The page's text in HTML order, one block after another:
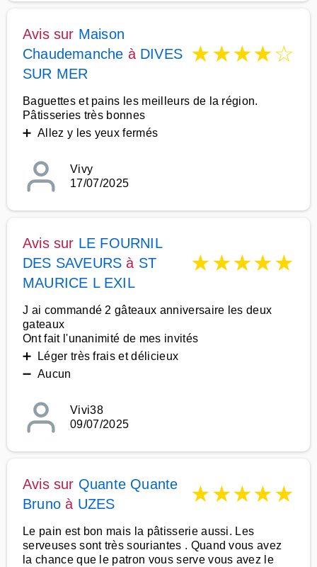
Avis sur Maison
Chaudemanche à DIVES
SUR MER
★★★★☆
Baguettes et pains les meilleurs de la région.
Pâtisseries très bonnes
➕ Allez y les yeux fermés
Vivy
17/07/2025
Avis sur LE FOURNIL
DES SAVEURS à ST
MAURICE L EXIL
★★★★★
J ai commandé 2 gâteaux anniversaire les deux
gateaux
Ont fait l'unanimité de mes invités
➕ Léger très frais et délicieux
➖ Aucun
Vivi38
09/07/2025
Avis sur Quante Quante
Bruno à UZES ★★★★★
Le pain est bon mais la pâtisserie aussi. Les
serveuses sont très souriantes . Quand vous avez
la chance que le patron vous serve vous avez le